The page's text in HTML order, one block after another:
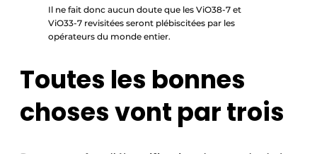
Il ne fait donc aucun doute que les ViO38-7 et
ViO33-7 revisitées seront plébiscitées par les
opérateurs du monde entier.
Toutes les bonnes
choses vont par trois